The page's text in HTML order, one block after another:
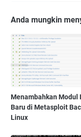
Anda mungkin
Menambahkan Modul
Baru di Metasploit
Linux